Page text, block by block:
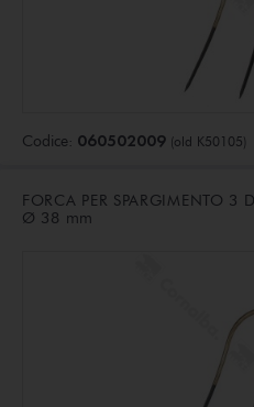
Codice: 060502009 (old K50105)
FORCA PER SPARGIMENTO 3
Ø 38 mm